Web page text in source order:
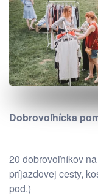
Dobrovoľnícka
20 dobrovoľníkov
príjazdovej cesty,
pod.)